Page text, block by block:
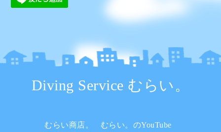
Diving Service むらい。
むらい商店。 むらい。のYouTube